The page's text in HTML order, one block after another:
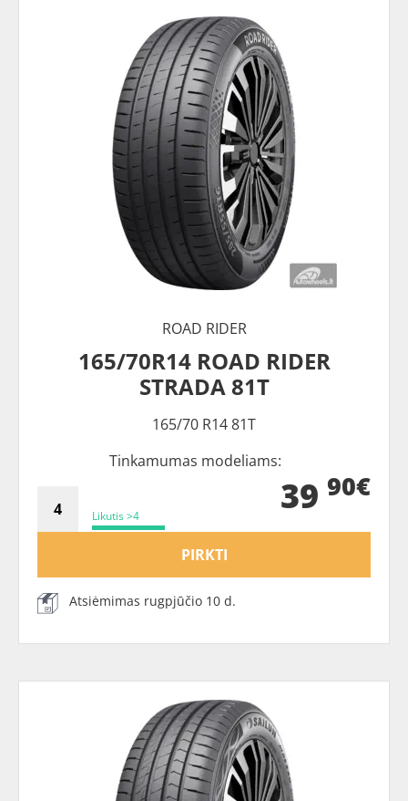
ROAD RIDER
165/70R14 ROAD RIDER
STRADA 81T
165/70 R14 81T
Tinkamumas modeliams:
Likutis >4 39 90€
PIRKTI
Atsiėmimas rugpjūčio 10 d.